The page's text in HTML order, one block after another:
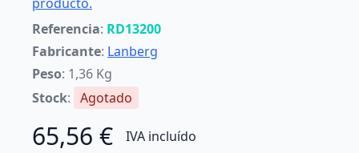
Referencia: RD13200
Fabricante: Lanberg
Peso: 1,36 Kg
Stock: Agotado
65,56 € IVA incluído